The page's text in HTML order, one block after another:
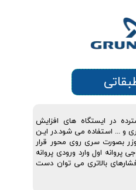
در ایستگاه های افزایش
و ... استفاده می شود.در ایـن
بصورت سری روی محور قرار
پروانه اول وارد ورودی پروانه
بالاتری می توان دست